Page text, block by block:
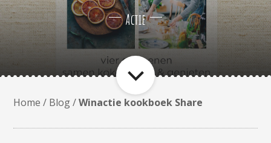
Actie
Home / Blog/Winactie kookboek Share